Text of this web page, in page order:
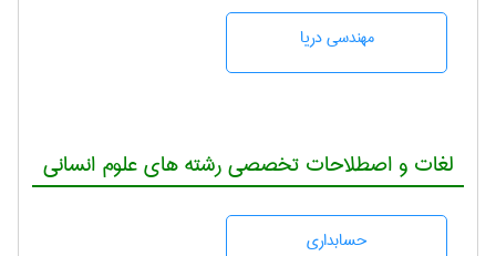
مهندسی دریا
لغات و اصطلاحات تخصصی رشته های علوم انسانی
حسابداری